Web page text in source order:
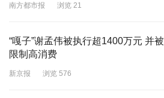
南方都市报 浏览 21
“嘎子”谢孟伟被执行超1400万元 并被
限制高消费
新京报 浏览 576